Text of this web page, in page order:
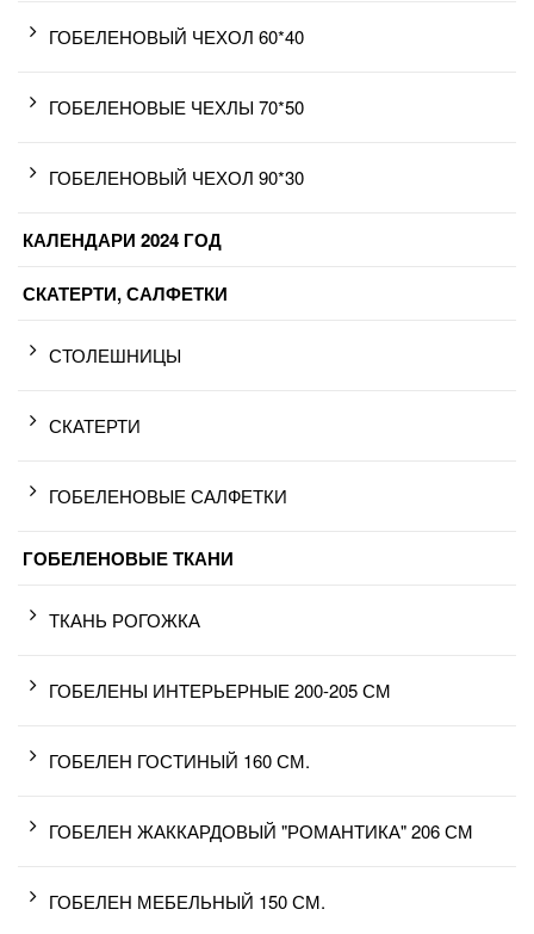
ГОБЕЛЕНОВЫЙ ЧЕХОЛ 60*40
ГОБЕЛЕНОВЫЕ ЧЕХЛЫ 70*50
ГОБЕЛЕНОВЫЙ ЧЕХОЛ 90*30
КАЛЕНДАРИ 2024 ГОД
СКАТЕРТИ, САЛФЕТКИ
СТОЛЕШНИЦЫ
СКАТЕРТИ
ГОБЕЛЕНОВЫЕ САЛФЕТКИ
ГОБЕЛЕНОВЫЕ ТКАНИ
ТКАНЬ РОГОЖКА
ГОБЕЛЕНЫ ИНТЕРЬЕРНЫЕ 200-205 СМ
ГОБЕЛЕН ГОСТИНЫЙ 160 СМ.
ГОБЕЛЕН ЖАККАРДОВЫЙ "РОМАНТИКА" 206 СМ
ГОБЕЛЕН МЕБЕЛЬНЫЙ 150 СМ.